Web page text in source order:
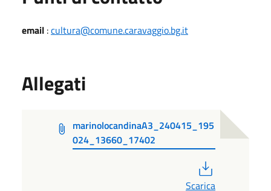
email :cultura@comune.caravaggio.bg.it
Allegati
marinolocandinaA3_240415_195
024_13660_17402
Scarica